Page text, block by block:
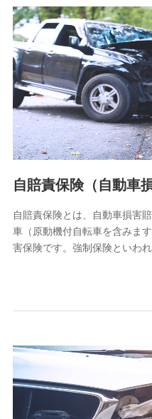
分析するため
当社の対応品質向上やお問
個人情報保護管理者
株式会社ドコモ・インシュ
〒103-0013 東京都中央区
ネット日本橋ビル 3F
株式会社ドコモ・インシュ
個人情報の第三者提
除き、第三者に提供いたし
業務の委託
当社は利用目的の達成に必
【共同して利用される利用
当社又は株式会社NTTドコ
した、以下の情報などの個
自賠責保険（自動車
自賠責保険とは、自動車損害
車（原動機付自転車を含みま
害保険です。強制保険といわ